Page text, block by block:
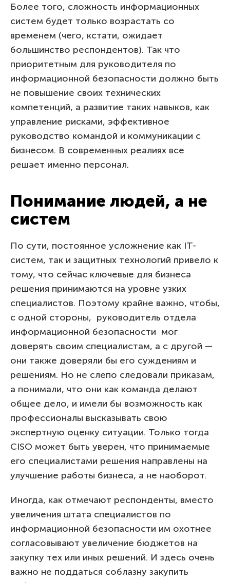
Более того, сложность информационных
систем будет только возрастать со
временем (чего, кстати, ожидает
большинство респондентов). Так что
приоритетным для руководителя по
информационной безопасности должно быть
не повышение своих технических
компетенций, а развитие таких навыков, как
управление рисками, эффективное
руководство командой и коммуникации с
бизнесом. В современных реалиях все
решает именно персонал.
Понимание людей, а не
систем
По сути, постоянное усложнение как IT-
систем, так и защитных технологий привело к
тому, что сейчас ключевые для бизнеса
решения принимаются на уровне узких
специалистов. Поэтому крайне важно, чтобы,
с одной стороны, руководитель отдела
информационной безопасности мог
доверять своим специалистам, а с другой —
они также доверяли бы его суждениям и
решениям. Но не слепо следовали приказам,
а понимали, что они как команда делают
общее дело, и имели бы возможность как
профессионалы высказывать свою
экспертную оценку ситуации. Только тогда
CISO может быть уверен, что принимаемые
его специалистами решения направлены на
улучшение работы бизнеса, а не наоборот.
Иногда, как отмечают респонденты, вместо
увеличения штата специалистов по
информационной безопасности им охотнее
согласовывают увеличение бюджетов на
закупку тех или иных решений. И здесь очень
важно не поддаться соблазну закупить